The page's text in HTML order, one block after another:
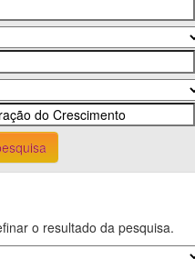
o resultado da pesquisa.